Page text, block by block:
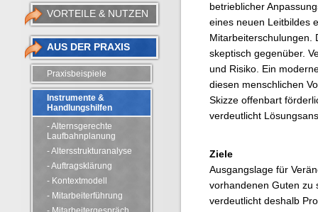
VORTEILE & NUTZEN
AUS DER PRAXIS
Praxisbeispiele
Instrumente &
Handlungshilfen
- Alternsgerechte
Laufbahnplanung
- Altersstrukturanalyse
- Auftragsklärung
- Kontextmodell
- Mitarbeiterführung
betrieblicher
eines neuen Leitbildes
Mitarbeiterschulungen.
skeptisch gegenüber.
und Risiko. Ein
diesen menschlichen
Skizze offenbart
verdeutlicht
Ziele
Ausgangslage für
vorhandenen Guten zu
verdeutlicht deshalb